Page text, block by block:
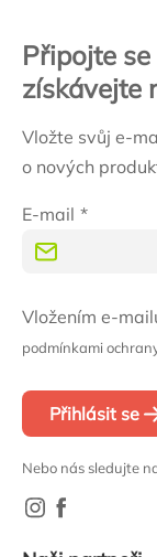
Připojte
získávejte
Vložte svůj e-
o nových
E-mail
Vložením e-
podmínkami
Přihlásit se
Nebo nás sledujte